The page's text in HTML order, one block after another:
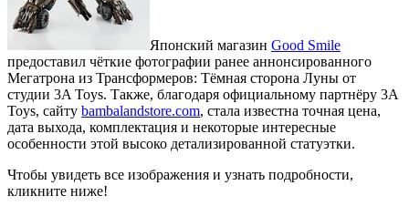
Японский магазин Good Smile
предоставил чёткие фотографии ранее аннонсированного
Мегатрона из Трансформеров: Тёмная сторона Луны от
студии 3A Toys. Также, благодаря официальному партнёру 3A
Toys, сайту bambalandstore.com, стала известна точная цена,
дата выхода, комплектация и некоторые интересные
особенности этой высоко детализированной статуэтки.
Чтобы увидеть все изображения и узнать подробности,
кликните ниже!